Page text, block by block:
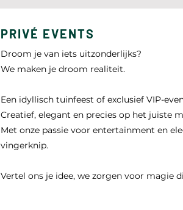
PRIVÉ EVENTS
Droom je van iets uitzonderlijks?
We maken je droom realiteit.
Een idyllisch tuinfeest of exclusief VIP-
Creatief, elegant en precies op het juiste
Met onze passie voor entertainment en
vingerknip.
Vertel ons je idee, we zorgen voor magie